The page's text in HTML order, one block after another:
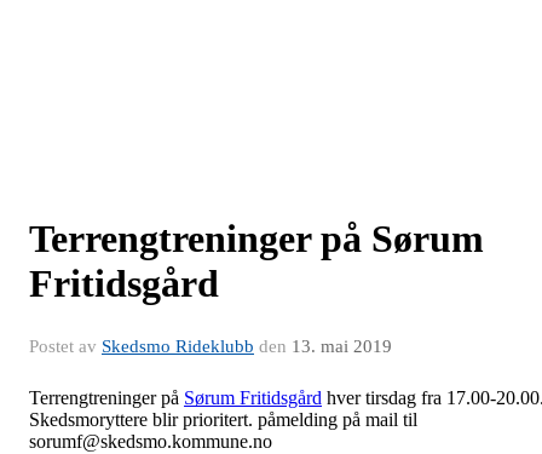
Terrengtreninger på Sørum
Fritidsgård
Postet av Skedsmo Rideklubb den 13. mai 2019
Terrengtreninger på Sørum Fritidsgård hver tirsdag fra 17.00-
Skedsmoryttere blir prioritert. påmelding på mail til
sorumf@skedsmo.kommune.no